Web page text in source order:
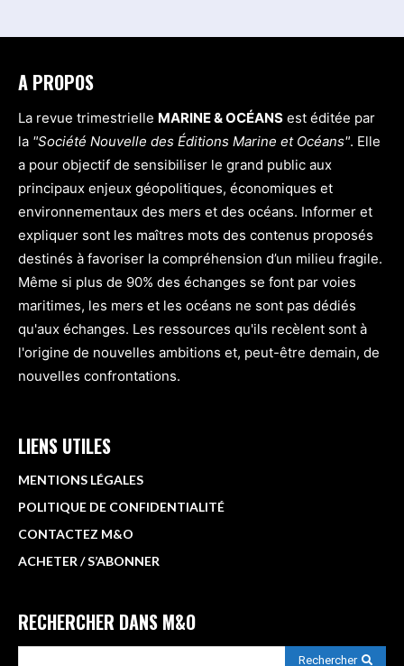
A PROPOS
La revue trimestrielle MARINE & OCÉANS est éditée par
la "Société Nouvelle des Éditions Marine et Océans". Elle
a pour objectif de sensibiliser le grand public aux
principaux enjeux géopolitiques, économiques et
environnementaux des mers et des océans. Informer et
expliquer sont les maîtres mots des contenus proposés
destinés à favoriser la compréhension d’un milieu fragile.
Même si plus de 90% des échanges se font par voies
maritimes, les mers et les océans ne sont pas dédiés
qu'aux échanges. Les ressources qu'ils recèlent sont à
l'origine de nouvelles ambitions et, peut-être demain, de
nouvelles confrontations.
LIENS UTILES
MENTIONS LÉGALES
POLITIQUE DE CONFIDENTIALITÉ
CONTACTEZ M&O
ACHETER / S’ABONNER
RECHERCHER DANS M&O
Rechercher